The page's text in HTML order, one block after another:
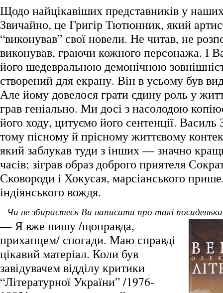
Щодо найцікавіших представників у
Звичайно, це Григір Тютюнник, який
“виконував” свої новели. Не читав, не
виконував, граючи кожного персонажа. І
його шедевральною демонічною
створений для екрану. Він в усьому був
Але йому довелося грати єдину роль у
грав геніально. Ми досі з насолодою
його ходу, цитуємо його сентенції. Василь
тому пісному й прісному життєвому
який заблукав туди з інших — значно
часів; зіграв образ доброго приятеля
Сковороди і Хокусая, марсіанського
індіянського вождя.
– Чи не збираєтесь Ви написати про такі
— Я вже пишу /щоправда,
прихапцем/ спогади. Маю справді
цікавий матеріал. Коли був
завідувачем відділу критики
“Літературної України” /1976-